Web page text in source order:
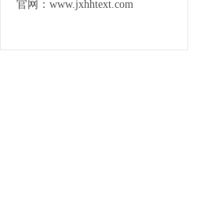
官网：www.jxhhtext.com